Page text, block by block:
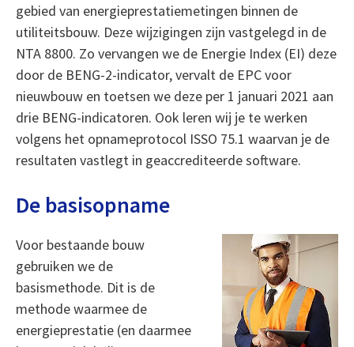
gebied van energieprestatiemetingen binnen de
utiliteitsbouw. Deze wijzigingen zijn vastgelegd in de
NTA 8800. Zo vervangen we de Energie Index (EI) deze
door de BENG-2-indicator, vervalt de EPC voor
nieuwbouw en toetsen we deze per 1 januari 2021 aan
drie BENG-indicatoren. Ook leren wij je te werken
volgens het opnameprotocol ISSO 75.1 waarvan je de
resultaten vastlegt in geaccrediteerde software.
De basisopname
Voor bestaande bouw
gebruiken we de
basismethode. Dit is de
methode waarmee de
energieprestatie (en daarmee